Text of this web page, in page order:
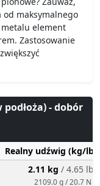
od maksymalnego
element
Zastosowanie
- dobór
Realny udźwig (kg/
2.11 kg / 4.65 lbs
2109.0 g / 20.7 N